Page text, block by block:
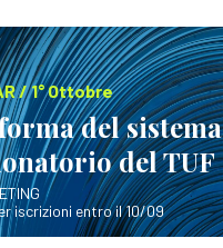
/ 1° Ottobre
del sistema
del TUF
iscrizioni entro il 10/09